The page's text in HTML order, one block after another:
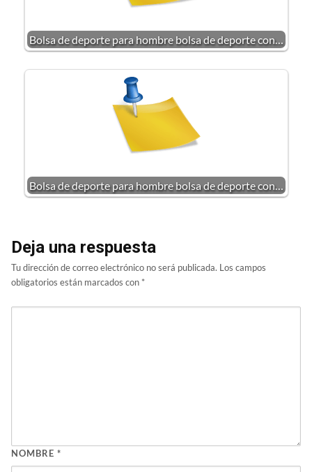
Bolsa de deporte para hombre bolsa de deporte con…
Bolsa de deporte para hombre bolsa de deporte con…
Deja una respuesta
Tu dirección de correo electrónico no será publicada. Los campos
obligatorios están marcados con *
NOMBRE *